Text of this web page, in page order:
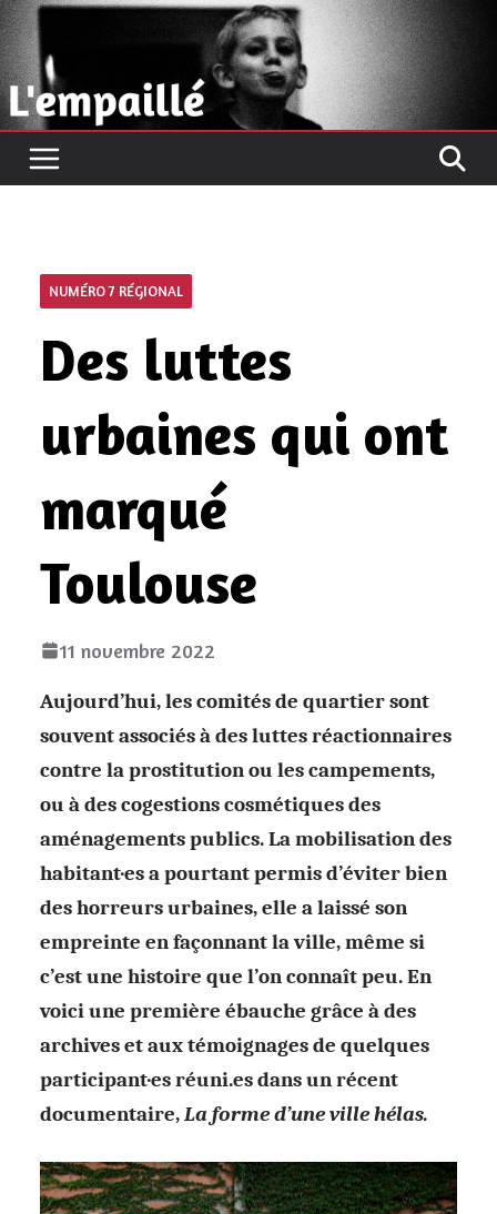
Passer
au
contenu
NUMÉRO 7 RÉGIONAL
Des luttes
urbaines qui ont
marqué
Toulouse
11 novembre 2022
Aujourd’hui, les comités de quartier sont
souvent associés à des luttes réactionnaires
contre la prostitution ou les campements,
ou à des cogestions cosmétiques des
aménagements publics. La mobilisation des
habitant·es a pourtant permis d’éviter bien
des horreurs urbaines, elle a laissé son
empreinte en façonnant la ville, même si
c’est une histoire que l’on connaît peu. En
voiciune première ébauche grâce à des
archives et aux témoignages de quelques
participant·esréuni.esdans un récent
documentaire,La forme d’une ville hélas.